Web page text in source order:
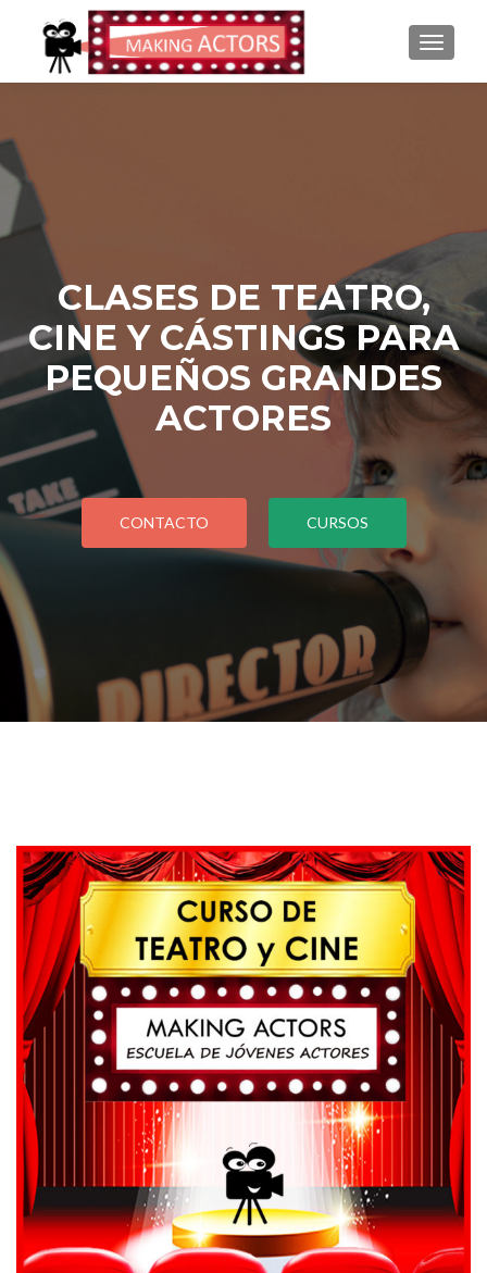
CLASES DE TEATRO,
CINE Y CÁSTINGS PARA
PEQUEÑOS GRANDES
ACTORES
CONTACTO CURSOS